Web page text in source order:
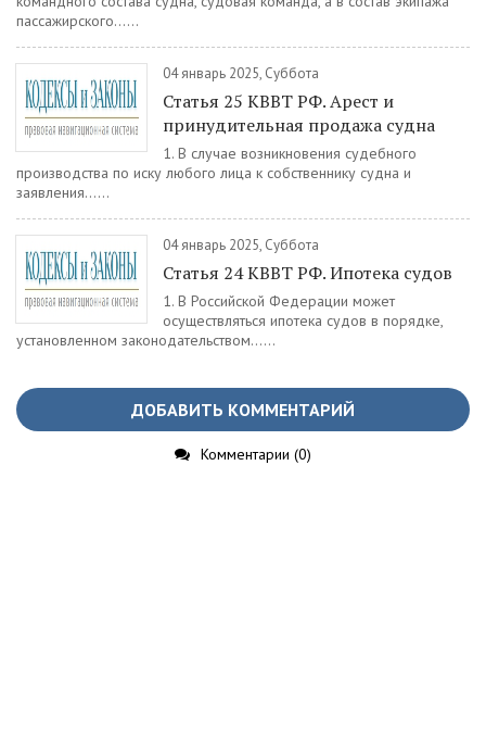
пассажирского......
04 январь 2025, Суббота
Статья 25 КВВТ РФ. Арест и
принудительная продажа судна
1. В случае возникновения судебного
производства по иску любого лица к собственнику судна и
заявления......
04 январь 2025, Суббота
Статья 24 КВВТ РФ. Ипотека судов
1. В Российской Федерации может
осуществляться ипотека судов в порядке,
установленном законодательством......
ДОБАВИТЬ КОММЕНТАРИЙ
Комментарии (0)